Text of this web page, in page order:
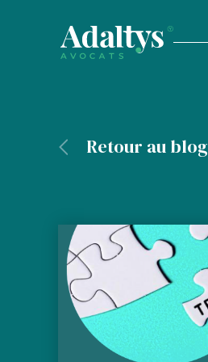
Retour au blog